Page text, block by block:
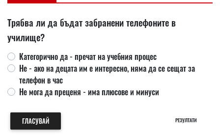
Трябва ли да бъдат забранени телефоните в
училище?
Категорично да - пречат на учебния процес
Не - ако на децата им е интересно, няма да се сещат за
телефон в час
Не мога да преценя - има плюсове и минуси
ГЛАСУВАЙ РЕЗУЛТАТИ